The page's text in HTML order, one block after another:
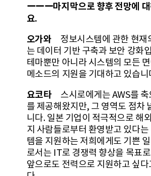
ーーー마지막으로 향후 전망에 대
요.
오가와 정보시스템에 관한 현재
는 데이터 기반 구축과 보안 강화
테마뿐만 아니라 시스템의 모든
메소드의 지원을 기대하고 있습니
요코타스시로에게는 AWS를 축
를 제공해왔지만, 그 영역도 점차
니다. 일본 기업이 적극적으로 해
지 사람들로부터 환영받고 있다
템을 지원하는 저희에게도 기쁜
로서는 IT로 경쟁력 향상을 목표
앞으로도 전력으로 지원하고 싶다